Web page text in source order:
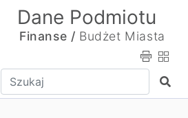
Dane Podmiotu
Finanse / Budżet Miasta
Wpisz tekst do wyszukania Szukaj